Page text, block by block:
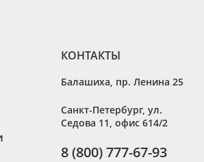
КОНТАКТЫ
Балашиха пр. Ленина 25
Санкт-Петербург, ул.
Седова 11, офис 614/2
8 (800) 777-67-93